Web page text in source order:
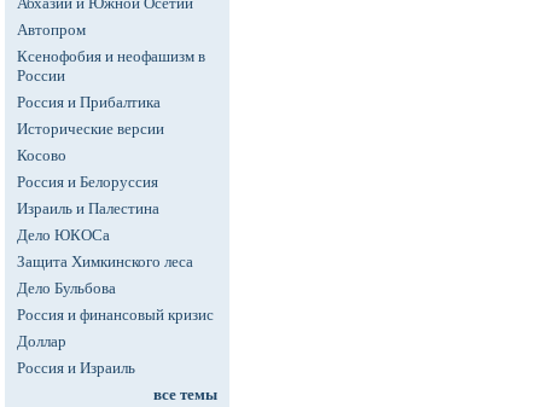
Автопром
Ксенофобия и неофашизм в
России
Россия и Прибалтика
Исторические версии
Косово
Россия и Белоруссия
Израиль и Палестина
Дело ЮКОСа
Защита Химкинского леса
Дело Бульбова
Россия и финансовый кризис
Доллар
Россия и Израиль
все темы